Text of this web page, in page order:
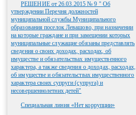
РЕШЕНИЕ от 26.03.2015 № 9 " Об
утверждении Перечня должностей
муниципальной службы Муниципального
образования поселок Левашово, при назначении
на которые граждане и при замещении которых
муниципальные служащие обязаны представлять
сведения о своих доходах, расходах, об
имуществе и обязательствах имущественного
характера, а также сведения о доходах, расходах,
об имуществе и обязательствах имущественного
характера своих супруги (супруга) и
несовершеннолетних детей"
Специальная линия «Нет коррупции»